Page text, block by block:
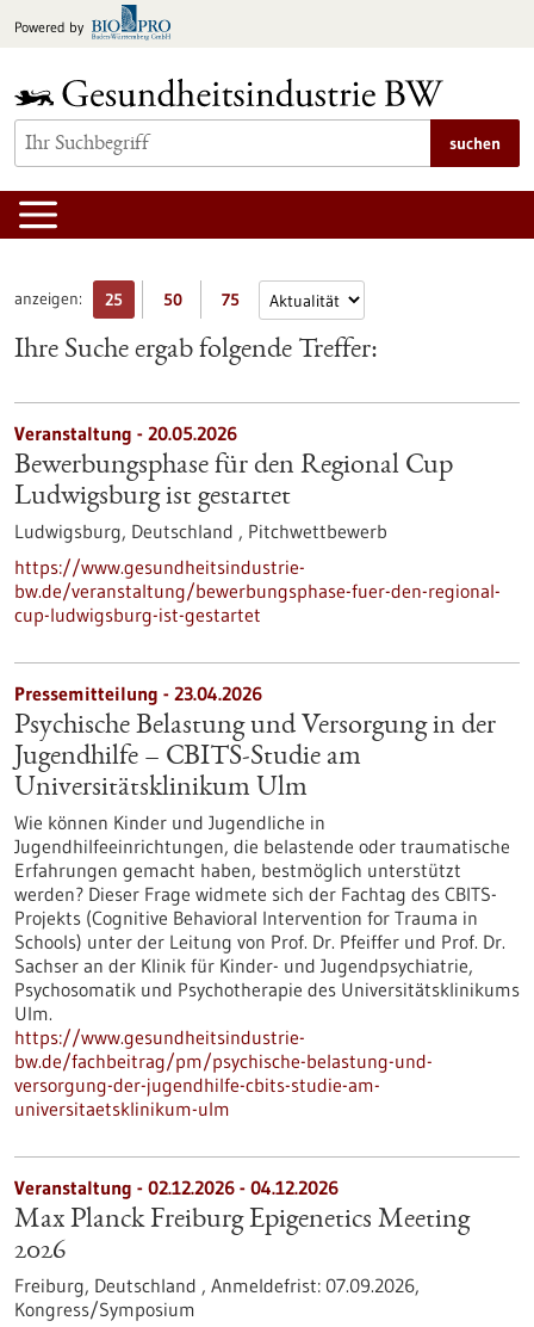
Inhalt
Powered by
suchen
anzeigen: 25 50 75
Ihre Suche ergab folgende Treffer:
Veranstaltung - 20.05.2026
Bewerbungsphase für den Regional Cup
Ludwigsburg ist gestartet
Ludwigsburg, Deutschland , Pitchwettbewerb
https://www.gesundheitsindustrie-
bw.de/veranstaltung/bewerbungsphase-fuer-den-regional-
cup-ludwigsburg-ist-gestartet
Pressemitteilung - 23.04.2026
Psychische Belastung und Versorgung in der
Jugendhilfe – CBITS-​Studie am
Universitätsklinikum Ulm
Wie können Kinder und Jugendliche in
Jugendhilfeeinrichtungen, die belastende oder traumatische
Erfahrungen gemacht haben, bestmöglich unterstützt
werden? Dieser Frage widmete sich der Fachtag des CBITS-​
Projekts (Cognitive Behavioral Intervention for Trauma in
Schools) unter der Leitung von Prof. Dr. Pfeiffer und Prof. Dr.
Sachser an der Klinik für Kinder-​ und Jugendpsychiatrie,
Psychosomatik und Psychotherapie des Universitätsklinikums
Ulm.
https://www.gesundheitsindustrie-
bw.de/fachbeitrag/pm/psychische-belastung-und-
versorgung-der-jugendhilfe-cbits-studie-am-
universitaetsklinikum-ulm
Veranstaltung - 02.12.2026 - 04.12.2026
Max Planck Freiburg Epigenetics Meeting
2026
Freiburg, Deutschland , Anmeldefrist: 07.09.2026,
Kongress/Symposium